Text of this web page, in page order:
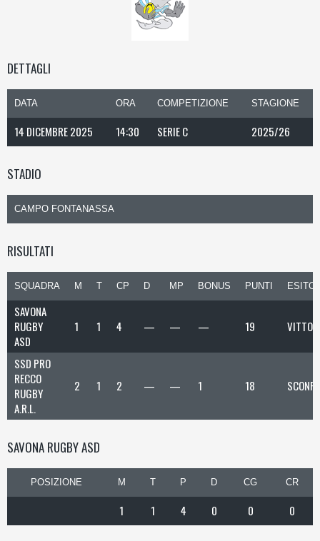
DETTAGLI
DATA ORA COMPETIZIONE STAGIONE
14 DICEMBRE 2025 14:30 SERIE C 2025/26
STADIO
CAMPO FONTANASSA
RISULTATI
SQUADRA M T CP D MP BONUS PUNTI ESITO
SAVONA
RUGBY
ASD
1 1 4 — — — 19
SSD PRO
RECCO
RUGBY
A.R.L.
2 1 2 — — 1 18
SAVONA RUGBY ASD
POSIZIONE M T P D CG CR
1 1 4 0 0 0